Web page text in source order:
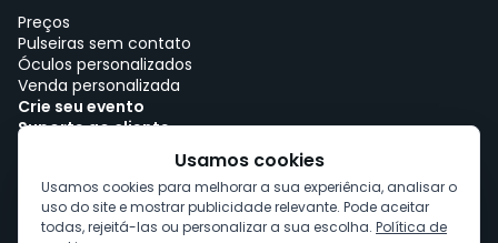
Preços
Pulseiras sem contato
Óculos personalizados
Venda personalizada
Crie seu evento
Suporte ao cliente
Consentimento de cookies
Usamos cookies
Usamos cookies para melhorar a sua experiência, analisar o
uso do site e mostrar publicidade relevante. Pode aceitar
todas, rejeitá-las ou personalizar a sua escolha. Política de